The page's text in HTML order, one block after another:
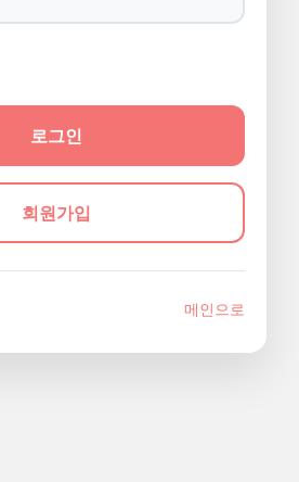
회원가입
메인으로